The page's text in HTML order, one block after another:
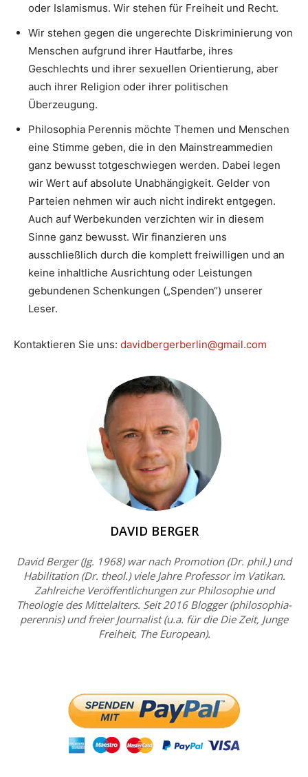
oder Islamismus. Wir stehen für Freiheit und Recht.
Wir stehen gegen die ungerechte Diskriminierung von
Menschen aufgrund ihrer Hautfarbe, ihres
Geschlechts und ihrer sexuellen Orientierung, aber
auch ihrer Religion oder ihrer politischen
Überzeugung.
Philosophia Perennis möchte Themen und Menschen
eine Stimme geben, die in den Mainstreammedien
ganz bewusst totgeschwiegen werden. Dabei legen
wir Wert auf absolute Unabhängigkeit. Gelder von
Parteien nehmen wir auch nicht indirekt entgegen.
Auch auf Werbekunden verzichten wir in diesem
Sinne ganz bewusst. Wir finanzieren uns
ausschließlich durch die komplett freiwilligen und an
keine inhaltliche Ausrichtung oder Leistungen
gebundenen Schenkungen („Spenden“) unserer
Leser.
Kontaktieren Sie uns: davidbergerberlin@gmail.com
DAVID BERGER
David Berger (Jg. 1968) war nach Promotion (Dr. phil.) und
Habilitation (Dr. theol.) viele Jahre Professor im Vatikan.
Zahlreiche Veröffentlichungen zur Philosophie und
Theologie des Mittelalters. Seit 2016 Blogger (philosophia-
perennis) und freier Journalist (u.a. für die Die Zeit, Junge
Freiheit, The European).